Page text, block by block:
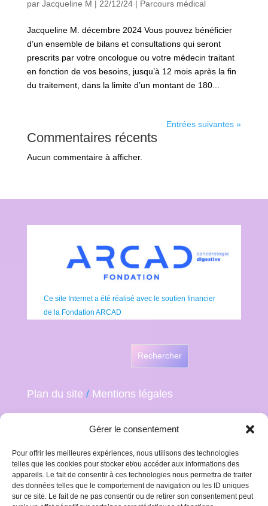
Gérer le consentement
Pour offrir les meilleures expériences, nous utilisons des technologies
telles que les cookies pour stocker et/ou accéder aux informations des
appareils. Le fait de consentir à ces technologies nous permettra de traiter
des données telles que le comportement de navigation ou les ID uniques
sur ce site. Le fait de ne pas consentir ou de retirer son consentement peut
par Jacqueline M | 22/12/24| Parcours médical
Jacqueline M. décembre 2024 Vous pouvez bénéficier
d’un ensemble de bilans et consultations qui seront
prescrits par votre oncologue ou votre médecin traitant
en fonction de vos besoins, jusqu’à 12 mois après la fin
du traitement, dans la limite d’un montant de 180...
Entrées suivantes »
Commentaires récents
Aucun commentaire à afficher.
Ce site Internet a été réalisé avec le soutien financier
de la Fondation ARCAD
Rechercher
Plan du site / Mentions légales